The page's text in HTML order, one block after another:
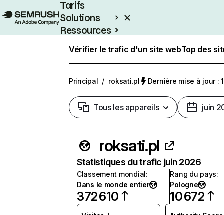
Tarifs
Solutions
Ressources
Vérifier le trafic d'un site webTop des
Principal / roksati.pl Dernière mise à jour :
Tous les appareils juin
roksati.pl
Statistiques du trafic juin 2026
Classement mondial:
Dans le monde entier
372 610
Rang du pays:
Pologne
10 672